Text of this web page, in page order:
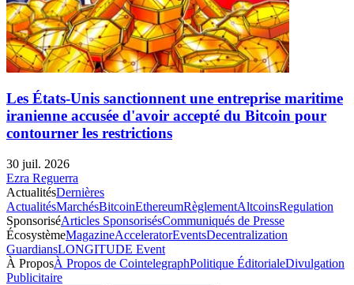
Les États-Unis sanctionnent une entreprise maritime
iranienne accusée d'avoir accepté du Bitcoin pour
contourner les restrictions
30 juil. 2026
Ezra Reguerra
ActualitésDernières
ActualitésMarchésBitcoinEthereumRèglementAltcoinsRegulation
SponsoriséArticles SponsorisésCommuniqués de Presse
ÉcosystèmeMagazineAcceleratorEventsDecentralization
GuardiansLONGITUDE Event
À ProposÀ Propos de CointelegraphPolitique ÉditorialeDivulgation
Publicitaire